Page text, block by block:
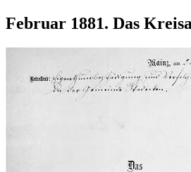
Februar 1881. Das